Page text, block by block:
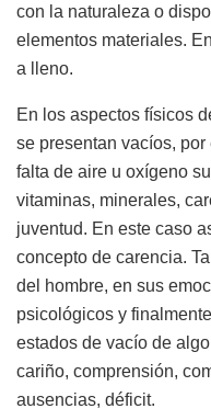
con la naturaleza o
elementos materiales.
a lleno.
En los aspectos físicos
se presentan vacíos,
falta de aire u oxígeno
vitaminas, minerales,
juventud. En este caso
concepto de carencia.
del hombre, en sus
psicológicos y
estados de vacío de
cariño, comprensión,
ausencias, déficit.